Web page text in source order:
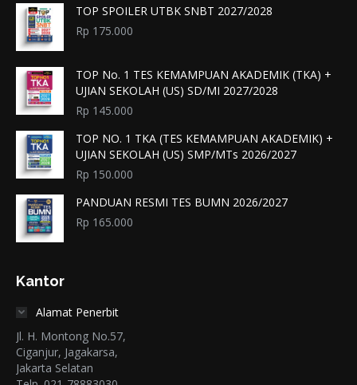
TOP SPOILER UTBK SNBT 2027/2028
Rp 175.000
TOP No. 1 TES KEMAMPUAN AKADEMIK (TKA) +
UJIAN SEKOLAH (US) SD/MI 2027/2028
Rp 145.000
TOP NO. 1 TKA (TES KEMAMPUAN AKADEMIK) +
UJIAN SEKOLAH (US) SMP/MTs 2026/2027
Rp 150.000
PANDUAN RESMI TES BUMN 2026/2027
Rp 165.000
Kantor
Alamat Penerbit
Jl. H. Montong No.57,
Ciganjur, Jagakarsa,
Jakarta Selatan